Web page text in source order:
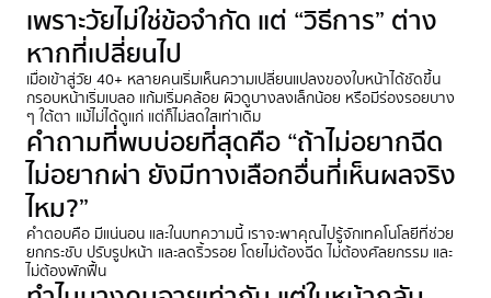
เพราะวัยไม่ใช่ข้อจำกัด แต่ “วิธีการ” ต่าง
หากที่เปลี่ยนไป
เมื่อเข้าสู่วัย 40+ หลายคนเริ่มเห็นความเปลี่ยนแปลงของใบหน้าได้ชัดขึ้น
กรอบหน้าเริ่มเบลอ แก้มเริ่มคล้อย ผิวดูบางลงเล็กน้อย หรือมีร่องรอยบาง
ๆ ใต้ตา แม้ไม่ได้ดูแก่ แต่ก็ไม่สดใสเท่าเดิม
คำถามที่พบบ่อยที่สุดคือ “ถ้าไม่อยากฉีด
ไม่อยากผ่า ยังมีทางเลือกอื่นที่เห็นผลจริง
ไหม?”
คำตอบคือ มีแน่นอน และในบทความนี้ เราจะพาคุณไปรู้จักเทคโนโลยีที่ช่วย
ยกกระชับ ปรับรูปหน้า และลดริ้วรอย โดยไม่ต้องฉีด ไม่ต้องศัลยกรรม และ
ไม่ต้องพักฟื้น